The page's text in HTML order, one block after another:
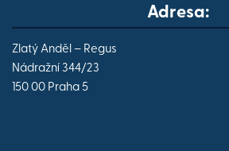
Adresa:
Zlatý Anděl – Regus
Nádražní 344/23
150 00 Praha 5